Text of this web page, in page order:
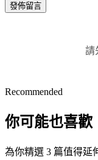
發佈留言
請
Recommended
你可能也喜歡
為你精選 3 篇值得延